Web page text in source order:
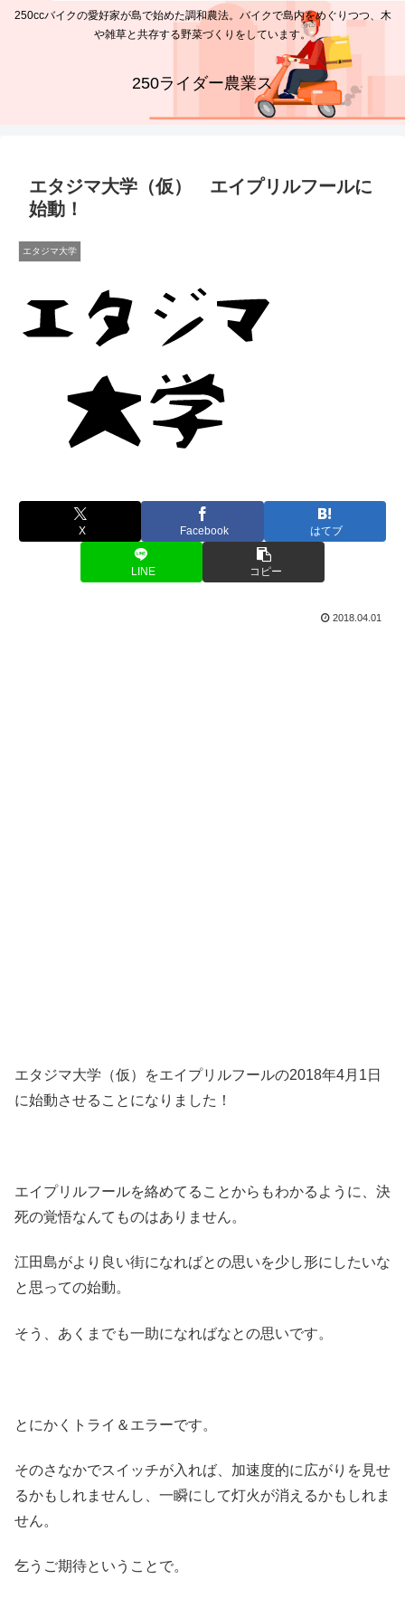
250ccバイクの愛好家が島で始めた調和農法。バイクで島内をめぐりつつ、木
や雑草と共存する野菜づくりをしています。
250ライダー農業ス
エタジマ大学（仮） エイプリルフールに
始動！
エタジマ大学
X Facebook はてブ
LINE コピー
2018.04.01
エタジマ大学（仮）をエイプリルフールの2018年4月1日
に始動させることになりました！
エイプリルフールを絡めてることからもわかるように、決
死の覚悟なんてものはありません。
江田島がより良い街になればとの思いを少し形にしたいな
と思っての始動。
そう、あくまでも一助になればなとの思いです。
とにかくトライ＆エラーです。
そのさなかでスイッチが入れば、加速度的に広がりを見せ
るかもしれませんし、一瞬にして灯火が消えるかもしれま
せん。
乞うご期待ということで。